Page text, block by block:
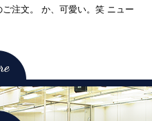
注文。 か、可愛い。笑 ニュー